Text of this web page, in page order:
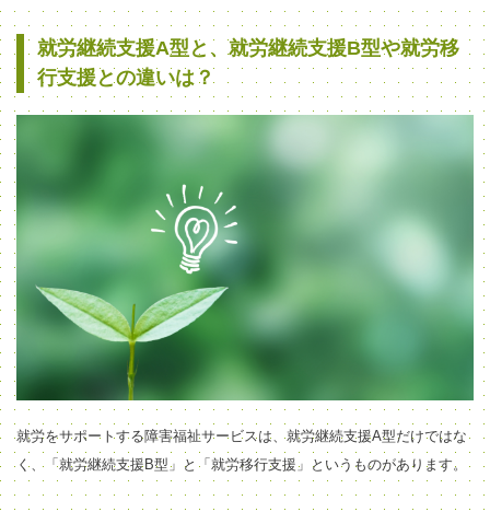
就労継続支援A型と、就労継続支援B型や就労移
行支援との違いは？
就労をサポートする障害福祉サービスは、就労継続支援A型だけではな
く、「就労継続支援B型」と「就労移行支援」というものがあります。